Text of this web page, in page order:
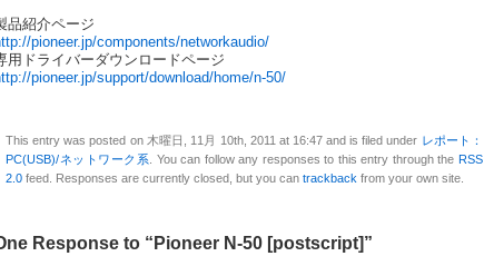
品紹介ページ
pioneer.jp/components/networkaudio/
用ドライバーダウンロードページ
pioneer.jp/support/download/home/n-50/
This entry was posted on 木曜日, 11月 10th, 2011 at 16:47 and is filed under レポート：
PC(USB)/ネットワーク系
. You can follow any responses to this entry through theRSS
2.0 feed. Responses are currently closed, but you can trackback from your own site.
Response to “Pioneer N-50 [postscript]”